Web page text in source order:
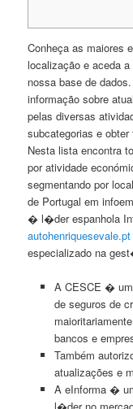
Conheça as maiores
localização e aceda
nossa base de
informação sobre
pelas diversas
subcategorias e
Nesta lista encontra
por atividade
segmentando por
de Portugal em
� l�der espanhola
autohenriquesevale.pt
especializado na
A CESCE �
de seguros de
bancos e
Também
atualizações e
A eInforma �